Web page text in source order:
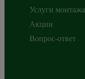
Услуги монтажа
Акции
Вопрос-ответ